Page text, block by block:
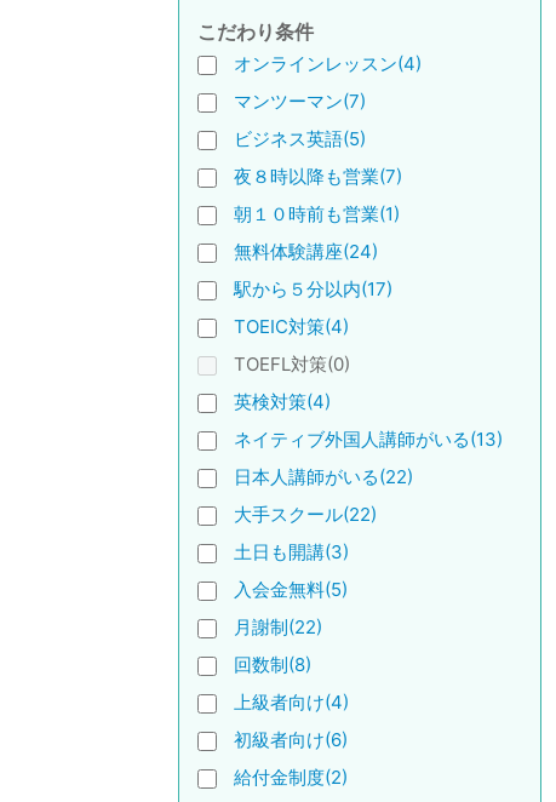
こだわり条件
オンラインレッスン(4)
マンツーマン(7)
ビジネス英語(5)
夜８時以降も営業(7)
朝１０時前も営業(1)
無料体験講座(24)
駅から５分以内(17)
TOEIC対策(4)
TOEFL対策(0)
英検対策(4)
ネイティブ外国人講師がいる(13)
日本人講師がいる(22)
大手スクール(22)
土日も開講(3)
入会金無料(5)
月謝制(22)
回数制(8)
上級者向け(4)
初級者向け(6)
給付金制度(2)